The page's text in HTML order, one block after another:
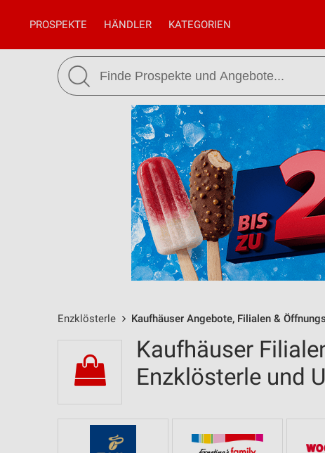
PROSPEKTE HÄNDLER KATEGORIEN
Enzklösterle Kaufhäuser Angebote, Filialen &
Kaufhäuser
Enzklösterle und